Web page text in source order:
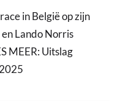
in België op zijn
Lando Norris
MEER: Uitslag